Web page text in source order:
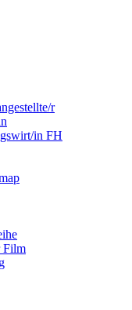
r
in FH
Film